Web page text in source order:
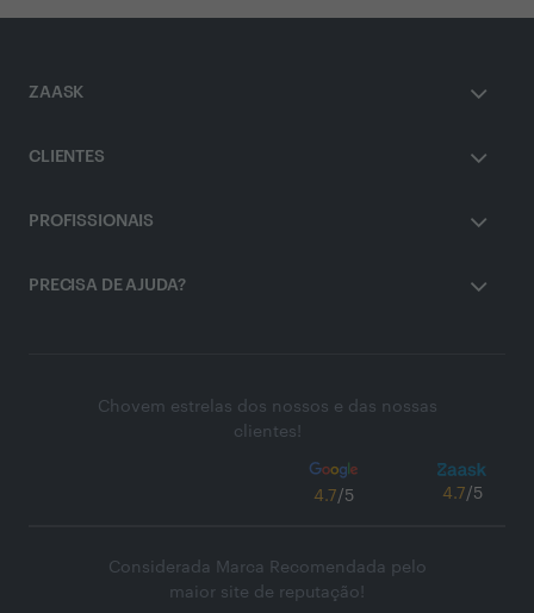
ZAASK
CLIENTES
PROFISSIONAIS
PRECISA DE AJUDA?
Chovem estrelas dos nossos e das nossas
clientes!
4.7/5 4.7/5
Considerada Marca Recomendada pelo
maior site de reputação!